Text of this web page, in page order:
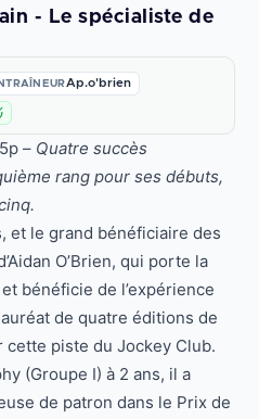
- Le spécialiste de
Ap.o'brien
– Quatre succès
rang pour ses débuts,
et le grand bénéficiaire des
O’Brien, qui porte la
bénéficie de l’expérience
de quatre éditions de
cette piste du Jockey Club.
(Groupe I) à 2 ans, il a
de patron dans le Prix de